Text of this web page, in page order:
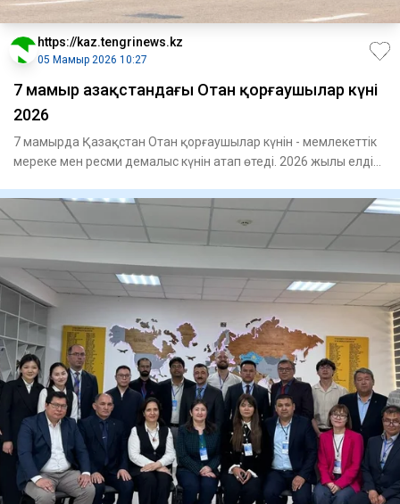
https://kaz.tengrinews.kz
05 Мамыр 2026 10:27
7 мамыр Қазақстандағы Отан қорғаушылар күні
2026
7 мамырда Қазақстан Отан қорғаушылар күнін - мемлекеттік
мереке мен ресми демалыс күнін атап өтеді. 2026 жылы елдің